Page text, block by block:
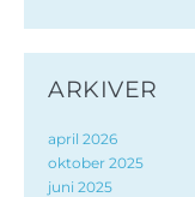
ARKIVER
april 2026
oktober 2025
juni 2025